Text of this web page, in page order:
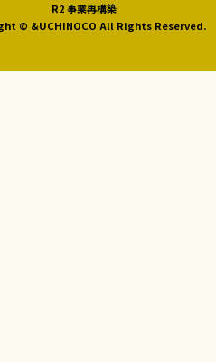
R2 事業再構築
© &UCHINOCO All Rights Reserved.